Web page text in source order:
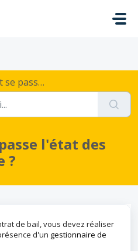
des lieux d'entrée ?
l'état des
?
de bail, vous devez réaliser
d'un gestionnaire de